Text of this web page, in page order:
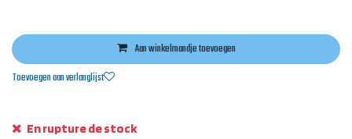
Aan winkelmandje toevoegen
Toevoegen aan verlanglijst
En rupture de stock